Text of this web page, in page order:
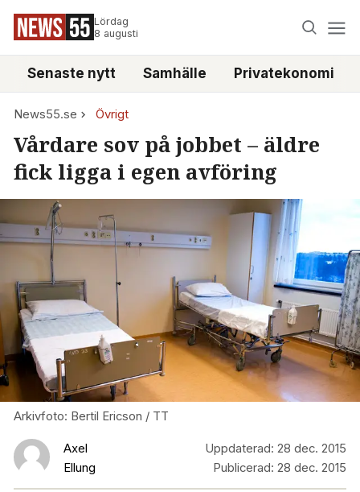
Lördag
8 augusti
Senaste nytt Samhälle Privatekonomi
News55.se Övrigt
Vårdare sov på jobbet – äldre
fick ligga i egen avföring
Arkivfoto: Bertil Ericson / TT
Axel
Ellung
Uppdaterad: 28 dec. 2015
Publicerad: 28 dec. 2015